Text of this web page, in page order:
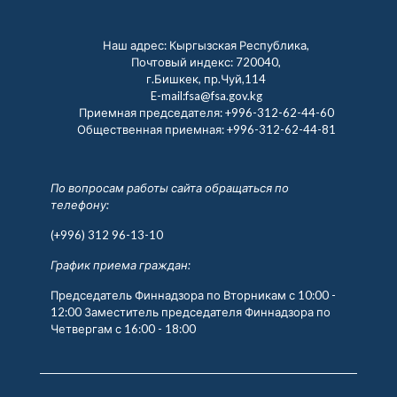
Наш адрес: Кыргызская Республика,
Почтовый индекс: 720040,
г.Бишкек, пр.Чуй,114
E-mail:fsa@fsa.gov.kg
Приемная председателя:+996-312-62-44-60
Общественная приемная:+996-312-62-44-81
По вопросам работы сайта обращаться по
телефону:
(+996) 312 96-13-10
График приема граждан:
Председатель Финнадзора по Вторникам с 10:00 -
12:00 Заместитель председателя Финнадзора по
Четвергам с 16:00 - 18:00